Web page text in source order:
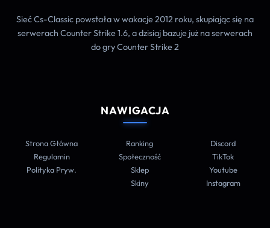
Sieć Cs-Classic powstała w wakacje 2012 roku, skupiając się na
serwerach Counter Strike 1.6, a dzisiaj bazuje już na serwerach
do gry Counter Strike 2
NAWIGACJA
Strona Główna
Regulamin
Polityka Pryw.
Ranking
Społeczność
Sklep
Skiny
Discord
TikTok
Youtube
Instagram